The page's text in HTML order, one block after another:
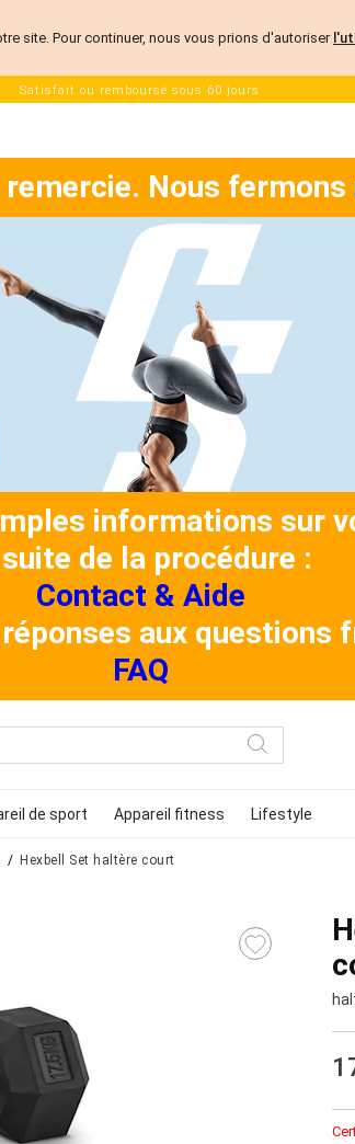
Nous
informations sur
de la procédure :
Contact & Aide
aux questions
FAQ
de sport Appareil fitness Lifestyle
Hexbell Set haltère court
Satisfait ou remboursé sous 60 jours
site. Pour continuer, nous vous prions d'autoriser